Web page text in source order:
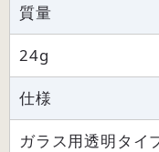
質量
24g
仕様
ガラス用透明タイ